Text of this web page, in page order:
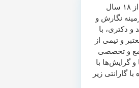
موسسه انجام پایان‌نامه (دوتز) با بیش از ۱۸ سال
نگارش و
و دکتری، با
و تیمی از
و تخصصی
و گرایش‌ها با
گارانتی زیر